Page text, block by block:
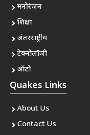
मनोरंजन
शिक्षा
अंतरराष्ट्रीय
टेक्नोलॉजी
ऑटो
Quakes Links
About Us
Contact Us